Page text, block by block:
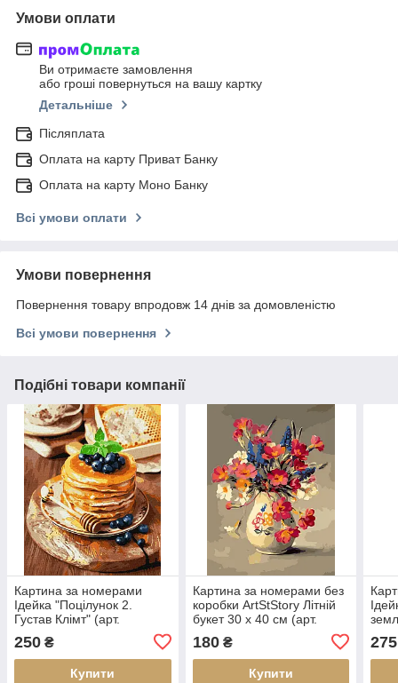
Умови оплати
Ви отримаєте замовлення
або гроші повернуться на вашу картку
Детальніше
Післяплата
Оплата на карту Приват Банку
Оплата на карту Моно Банку
Всі умови оплати
Умови повернення
Повернення товару впродовж 14 днів за домовленістю
Всі умови повернення
Подібні товари компанії
Картина за номерами
Ідейка "Поцілунок 2.
Густав Клімт" (арт.
коробки
250 ₴
Купити
Картина за номерами без
коробки ArtStStory Літній
букет 30 х 40 см (арт.
180₴
Купити
без
275